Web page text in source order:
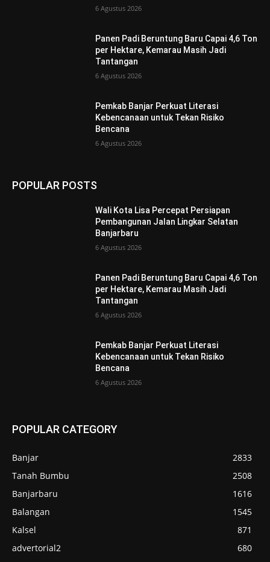
6 Agustus 2026
Panen Padi Beruntung Baru Capai 4,6 Ton
per Hektare, Kemarau Masih Jadi
Tantangan
6 Agustus 2026
Pemkab Banjar Perkuat Literasi
Kebencanaan untuk Tekan Risiko
Bencana
6 Agustus 2026
POPULAR POSTS
Wali Kota Lisa Percepat Persiapan
Pembangunan Jalan Lingkar Selatan
Banjarbaru
6 Agustus 2026
Panen Padi Beruntung Baru Capai 4,6 Ton
per Hektare, Kemarau Masih Jadi
Tantangan
6 Agustus 2026
Pemkab Banjar Perkuat Literasi
Kebencanaan untuk Tekan Risiko
Bencana
6 Agustus 2026
POPULAR CATEGORY
Banjar
2833
Tanah Bumbu
2508
Banjarbaru
1616
Balangan
1545
Kalsel
871
advertorial2
680